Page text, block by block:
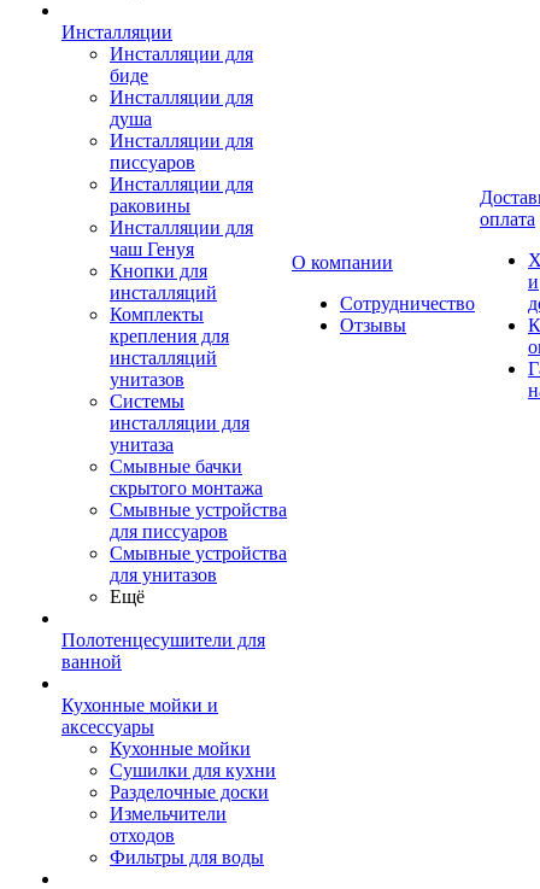
Инсталляции
Инсталляции для
биде
Инсталляции для
душа
Инсталляции для
писсуаров
Инсталляции для
раковины
Инсталляции для
чаш Генуя
Кнопки для
инсталляций
Комплекты
крепления для
инсталляций
унитазов
Системы
инсталляции для
унитаза
Смывные бачки
скрытого монтажа
Смывные устройства
для писсуаров
Смывные устройства
для унитазов
Ещё
Полотенцесушители для
ванной
Кухонные мойки и
аксессуары
Кухонные мойки
Сушилки для кухни
Разделочные доски
Измельчители
отходов
Фильтры для воды
О компании
Сотрудничество
Отзывы
оплата
и